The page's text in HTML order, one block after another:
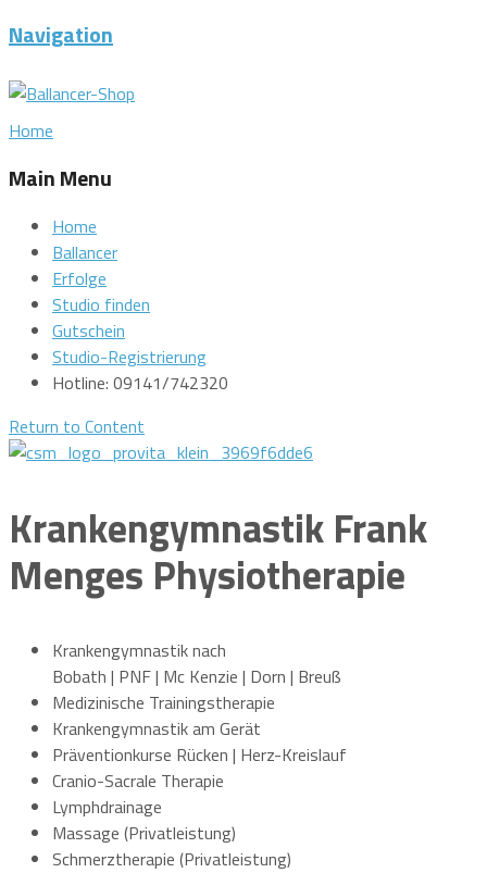
Navigation
Home
Main Menu
Home
Ballancer
Erfolge
Studio finden
Gutschein
Studio-Registrierung
Hotline: 09141/742320
Return to Content
Krankengymnastik Frank
Menges Physiotherapie
Krankengymnastik nach
Bobath | PNF | Mc Kenzie | Dorn | Breuß
Medizinische Trainingstherapie
Krankengymnastik am Gerät
Präventionkurse Rücken | Herz-Kreislauf
Cranio-Sacrale Therapie
Lymphdrainage
Massage (Privatleistung)
Schmerztherapie (Privatleistung)